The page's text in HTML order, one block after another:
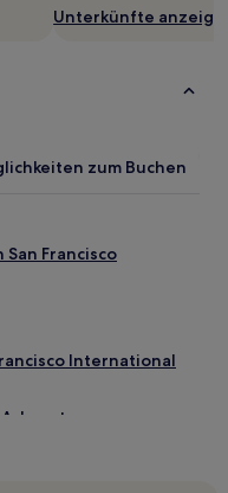
Unterkünfte
zum Buchen
Francisco
International